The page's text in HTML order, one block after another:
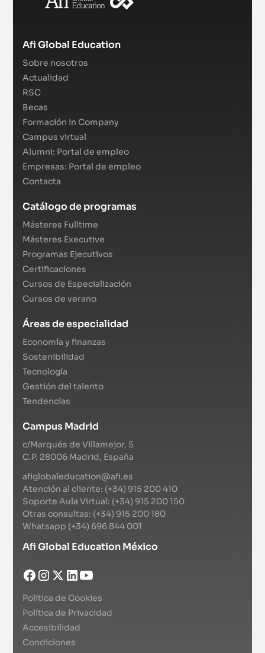
Afi Global Education
Sobre nosotros
Actualidad
RSC
Becas
Formación In Company
Campus virtual
Alumni: Portal de empleo
Empresas: Portal de empleo
Contacta
Catálogo de programas
Másteres Fulltime
Másteres Executive
Programas Ejecutivos
Certificaciones
Cursos de Especialización
Cursos de verano
Áreas de especialidad
Economía y finanzas
Sostenibilidad
Tecnología
Gestión del talento
Tendencias
Campus Madrid
c/Marqués de Villamejor, 5
C.P. 28006 Madrid, España
afiglobaleducation@afi.es
Atención al cliente: (+34) 915 200 410
Soporte Aula Virtual: (+34) 915 200 150
Otras consultas: (+34) 915 200 180
Whatsapp (+34) 696 844 001
Afi Global Education México
Política de Cookies
Política de Privacidad
Accesibilidad
Condiciones